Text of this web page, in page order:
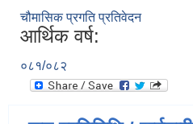
चौमासिक प्रगति प्रतिवेदन
आर्थिक वर्ष:
०८१/०८२